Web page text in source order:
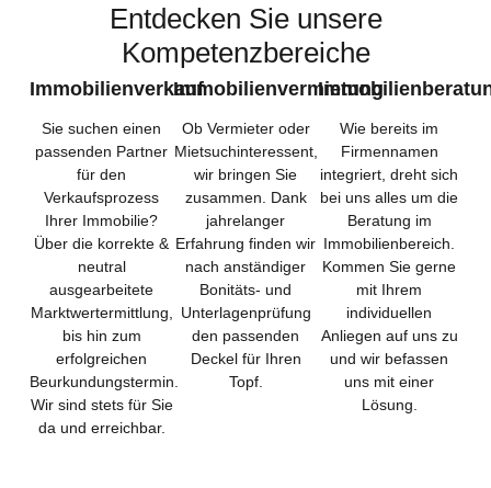
Entdecken Sie unsere
Kompetenzbereiche
Immobilienverkauf
Sie suchen einen
passenden Partner
für den
Verkaufsprozess
Ihrer Immobilie?
Über die korrekte &
neutral
ausgearbeitete
Marktwertermittlung,
bis hin zum
erfolgreichen
Beurkundungstermin.
Wir sind stets für Sie
da und erreichbar.
Immobilienvermietung
Ob Vermieter oder
Mietsuchinteressent,
wir bringen Sie
zusammen. Dank
jahrelanger
Erfahrung finden wir
nach anständiger
Bonitäts- und
Unterlagenprüfung
den passenden
Deckel für Ihren
Topf.
Wie bereits im
Firmennamen
integriert, dreht sich
bei uns alles um die
Beratung im
Immobilienbereich.
Kommen Sie gerne
mit Ihrem
individuellen
Anliegen auf uns zu
und wir befassen
uns mit einer
Lösung.